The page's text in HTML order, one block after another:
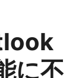
に不